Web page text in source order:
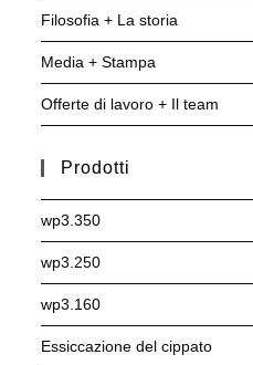
Filosofia + La storia
Media + Stampa
Offerte di lavoro + Il team
Prodotti
wp3.350
wp3.250
wp3.160
Essiccazione del cippato